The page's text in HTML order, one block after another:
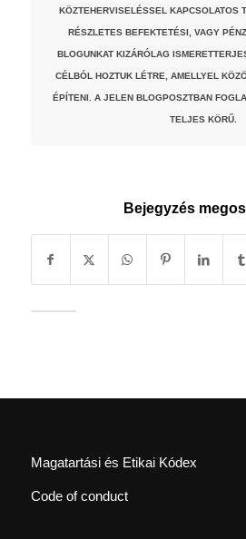
KÖZTEHERVISELÉSSEL KAPCSOLATOS
RÉSZLETES BEFEKTETÉSI, VAGY
BLOGUNKAT KIZÁRÓLAG
CÉLBÓL HOZTUK LÉTRE, AMELLYEL
ÉPÍTENI. A JELEN BLOGPOSZTBAN
TELJES KÖRŰ.
Bejegyzés
Magatartási és Etikai Kódex
Code of conduct